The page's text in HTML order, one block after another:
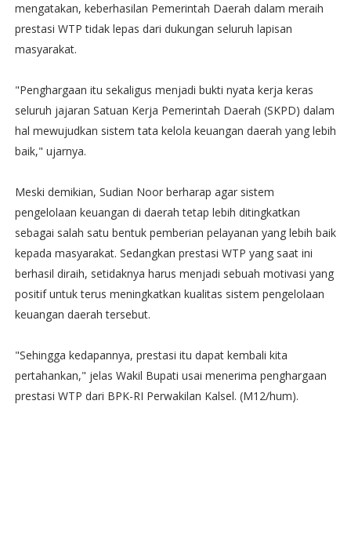
mengatakan, keberhasilan Pemerintah Daerah dalam meraih
prestasi WTP tidak lepas dari dukungan seluruh lapisan
masyarakat.
"Penghargaan itu sekaligus menjadi bukti nyata kerja keras
seluruh jajaran Satuan Kerja Pemerintah Daerah (SKPD) dalam
hal mewujudkan sistem tata kelola keuangan daerah yang lebih
baik," ujarnya.
Meski demikian, Sudian Noor berharap agar sistem
pengelolaan keuangan di daerah tetap lebih ditingkatkan
sebagai salah satu bentuk pemberian pelayanan yang lebih baik
kepada masyarakat. Sedangkan prestasi WTP yang saat ini
berhasil diraih, setidaknya harus menjadi sebuah motivasi yang
positif untuk terus meningkatkan kualitas sistem pengelolaan
keuangan daerah tersebut.
"Sehingga kedapannya, prestasi itu dapat kembali kita
pertahankan," jelas Wakil Bupati usai menerima penghargaan
prestasi WTP dari BPK-RI Perwakilan Kalsel. (M12/hum).‬